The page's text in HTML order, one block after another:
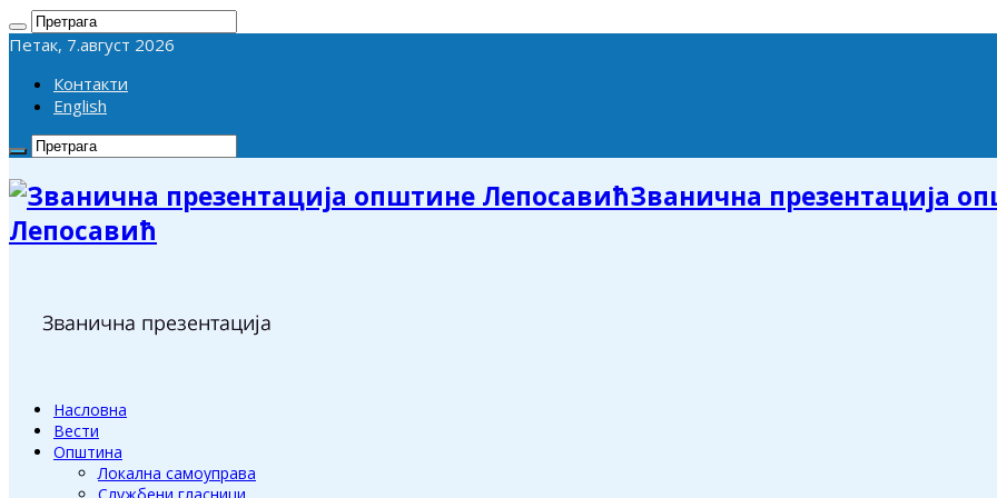
Петак, 7.август 2026
Контакти
English
Званична презентација
Лепосавић
Насловна
Вести
Општина
Локална самоуправа